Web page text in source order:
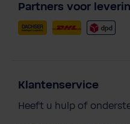
Partners voor
Klantenservice
Heeft u hulp of